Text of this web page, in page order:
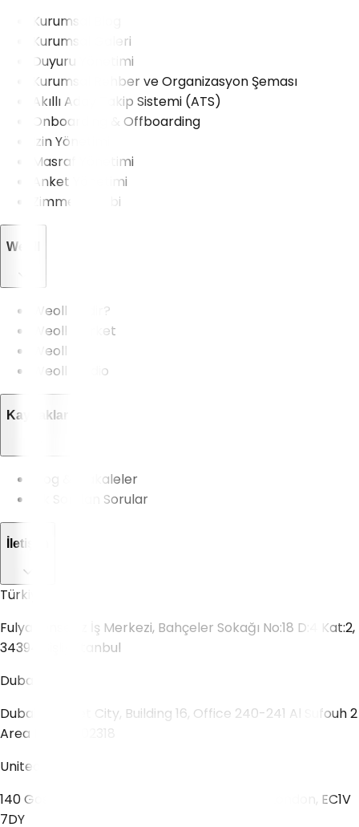
Kurumsal Blog
Kurumsal Galeri
Duyuru Yönetimi
Kurumsal Rehber ve Organizasyon Şeması
Akıllı Aday Takip Sistemi (ATS)
Onboarding & Offboarding
İzin Yönetimi
Masraf Yönetimi
Anket Yönetimi
Zimmet Takibi
Weoll
Weoll Nedir?
Weoll Market
Weoll Pro
Weoll Studio
Kaynaklar
Blog & Makaleler
Sık Sorulan Sorular
İletişim
Türkiye
Fulya, Onsekiz İş Merkezi, Bahçeler Sokağı No:18 D:4 Kat:2,
34394 Şişli/İstanbul
Dubai
Dubai Internet City, Building 16, Office 240-241 Al Sufouh 2
Area Dubai 502318
United Kingdom
140 Goswell Road Unit 3 Technique Building London, EC1V
7DY